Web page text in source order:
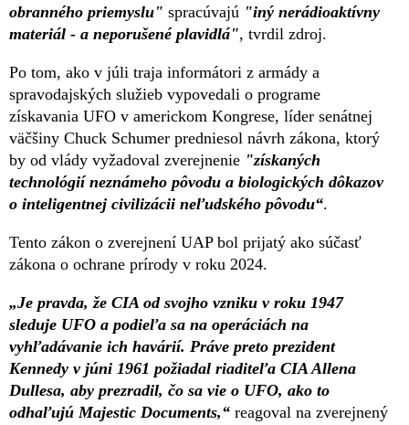
obranného priemyslu" spracúvajú "iný nerádioaktívny
materiál - a neporušené plavidlá", tvrdil zdroj.
Po tom, ako v júli traja informátori z armády a
spravodajských služieb vypovedali o programe
získavania UFO v americkom Kongrese, líder senátnej
väčšiny Chuck Schumer predniesol návrh zákona, ktorý
by od vlády vyžadoval zverejnenie "získaných
technológií neznámeho pôvodu a biologických dôkazov
o inteligentnej civilizácii neľudského pôvodu“.
Tento zákon o zverejnení UAP bol prijatý ako súčasť
zákona o ochrane prírody v roku 2024.
„Je pravda, že CIA od svojho vzniku v roku 1947
sleduje UFO a podieľa sa na operáciách na
vyhľadávanie ich havárií. Práve preto prezident
Kennedy v júni 1961 požiadal riaditeľa CIA Allena
Dullesa, aby prezradil, čo sa vie o UFO, ako to
odhaľujú Majestic Documents,“ reagoval na zverejnený